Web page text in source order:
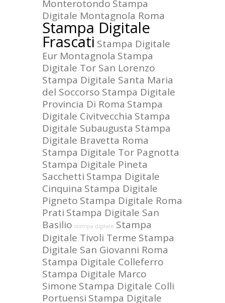
Monterotondo Stampa
Digitale Montagnola Roma
Stampa Digitale
Frascati Stampa Digitale
Eur Montagnola Stampa
Digitale Tor San Lorenzo
Stampa Digitale Santa Maria
del Soccorso Stampa Digitale
Provincia Di Roma Stampa
Digitale Civitvecchia Stampa
Digitale Subaugusta Stampa
Digitale Bravetta Roma
Stampa Digitale Tor Pagnotta
Stampa Digitale Pineta
Sacchetti Stampa Digitale
Cinquina Stampa Digitale
Pigneto Stampa Digitale Roma
Prati Stampa Digitale San
Basilio stampa digitale Stampa
Digitale Tivoli Terme Stampa
Digitale San Giovanni Roma
Stampa Digitale Colleferro
Stampa Digitale Marco
Simone Stampa Digitale Colli
Portuensi Stampa Digitale